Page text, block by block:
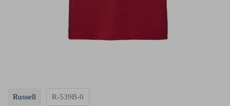
Russell R-539B-0